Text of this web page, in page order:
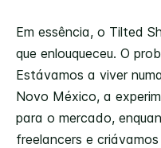
Em essência, o Tilted
que enlouqueceu. O
Estávamos a viver
Novo México, a
para o mercado,
freelancers e